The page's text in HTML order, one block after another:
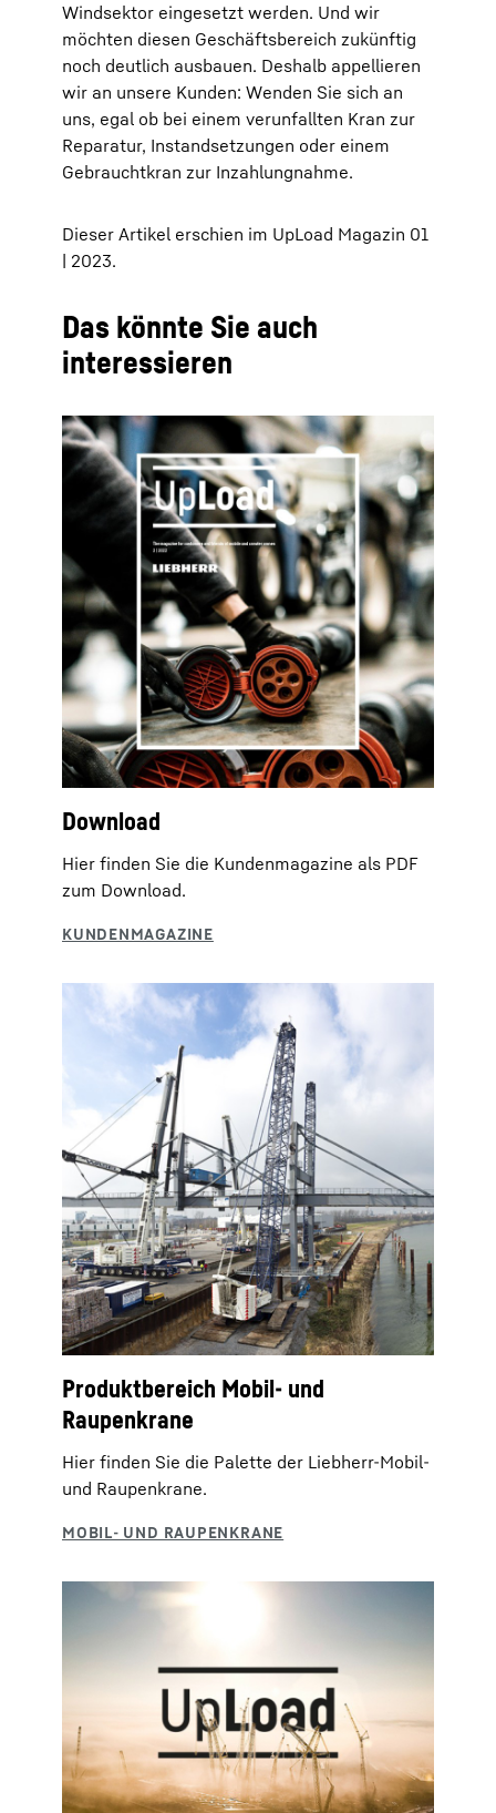
Windsektor eingesetzt werden. Und wir
möchten diesen Geschäftsbereich zukünftig
noch deutlich ausbauen. Deshalb appellieren
wir an unsere Kunden: Wenden Sie sich an
uns, egal ob bei einem verunfallten Kran zur
Reparatur, Instandsetzungen oder einem
Gebrauchtkran zur Inzahlungnahme.
Dieser Artikel erschien im UpLoad Magazin 01
| 2023.
Das könnte Sie auch
interessieren
Download
Hier finden Sie die Kundenmagazine als PDF
zum Download.
Produktbereich Mobil- und
Raupenkrane
Hier finden Sie die Palette der Liebherr-Mobil-
und Raupenkrane.